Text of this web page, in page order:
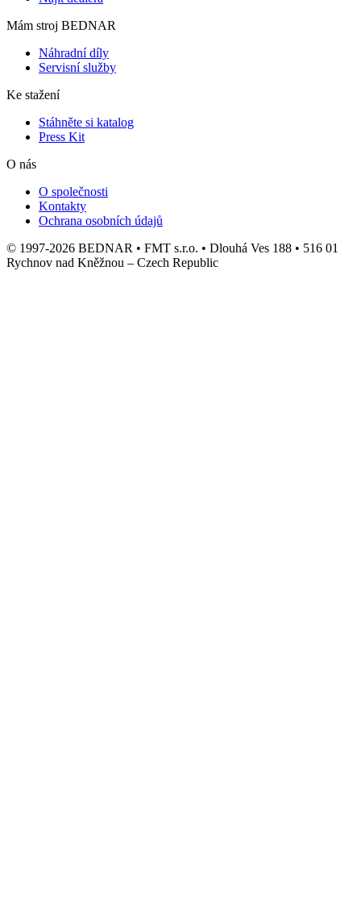
Mám stroj BEDNAR
Náhradní díly
Servisní služby
Ke stažení
Stáhněte si katalog
Press Kit
O nás
O společnosti
Kontakty
Ochrana osobních údajů
© 1997-2026 BEDNAR • FMT s.r.o. • Dlouhá Ves 188 • 516 01
Rychnov nad Kněžnou – Czech Republic